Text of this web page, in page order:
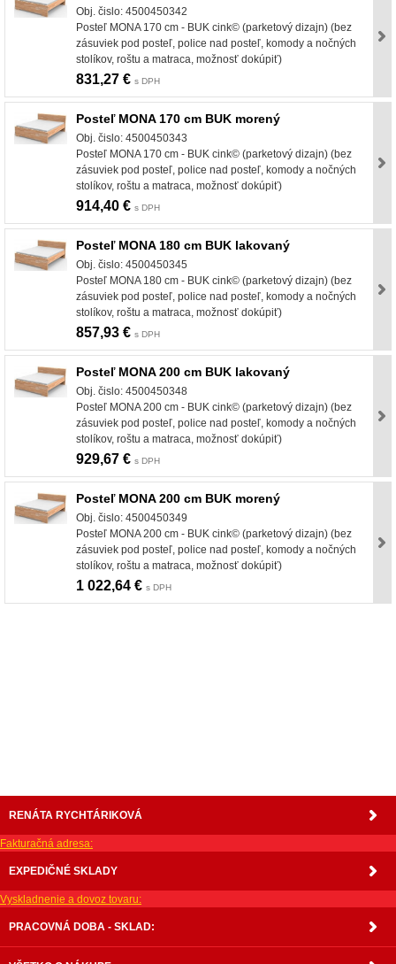
Obj. čislo: 4500450342
Posteľ MONA 170 cm - BUK cink© (parketový dizajn) (bez
zásuviek pod posteľ, police nad posteľ, komody a nočných
stolíkov, roštu a matraca, možnosť dokúpiť)
831,27 € s DPH
Posteľ MONA 170 cm BUK morený
Obj. čislo: 4500450343
Posteľ MONA 170 cm - BUK cink© (parketový dizajn) (bez
zásuviek pod posteľ, police nad posteľ, komody a nočných
stolíkov, roštu a matraca, možnosť dokúpiť)
914,40 € s DPH
Posteľ MONA 180 cm BUK lakovaný
Obj. čislo: 4500450345
Posteľ MONA 180 cm - BUK cink© (parketový dizajn) (bez
zásuviek pod posteľ, police nad posteľ, komody a nočných
stolíkov, roštu a matraca, možnosť dokúpiť)
857,93 € s DPH
Posteľ MONA 200 cm BUK lakovaný
Obj. čislo: 4500450348
Posteľ MONA 200 cm - BUK cink© (parketový dizajn) (bez
zásuviek pod posteľ, police nad posteľ, komody a nočných
stolíkov, roštu a matraca, možnosť dokúpiť)
929,67 € s DPH
Posteľ MONA 200 cm BUK morený
Obj. čislo: 4500450349
Posteľ MONA 200 cm - BUK cink© (parketový dizajn) (bez
zásuviek pod posteľ, police nad posteľ, komody a nočných
stolíkov, roštu a matraca, možnosť dokúpiť)
1 022,64 € s DPH
RENÁTA RYCHTÁRIKOVÁ
Fakturačná adresa:
EXPEDIČNÉ SKLADY
Vyskladnenie a dovoz tovaru:
PRACOVNÁ DOBA - SKLAD: